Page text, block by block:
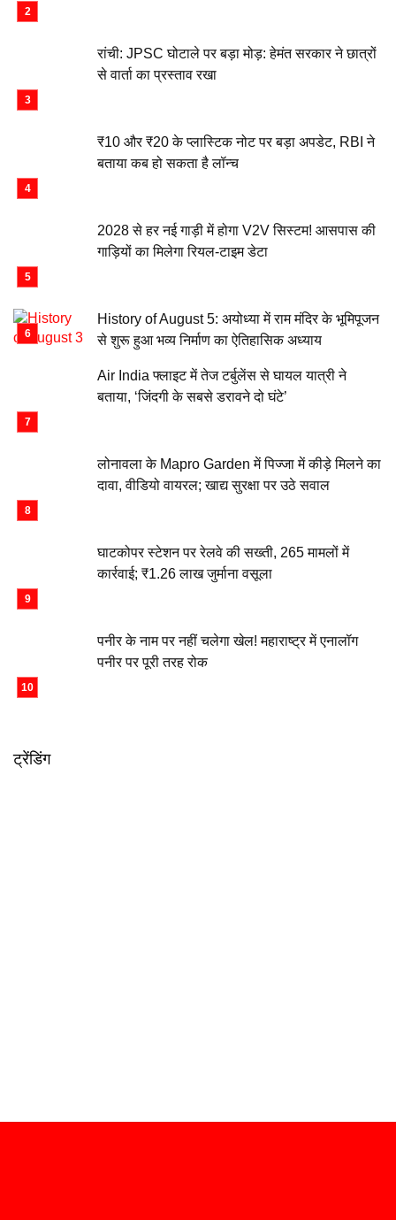
रांची: JPSC घोटाले पर बड़ा मोड़: हेमंत सरकार ने छात्रों
से वार्ता का प्रस्ताव रखा
₹10 और ₹20 के प्लास्टिक नोट पर बड़ा अपडेट, RBI ने
बताया कब हो सकता है लॉन्च
2028 से हर नई गाड़ी में होगा V2V सिस्टम! आसपास की
गाड़ियों का मिलेगा रियल-टाइम डेटा
History of August 5: अयोध्या में राम मंदिर के भूमिपूजन
से शुरू हुआ भव्य निर्माण का ऐतिहासिक अध्याय
Air India फ्लाइट में तेज टर्बुलेंस से घायल यात्री ने
बताया, ‘जिंदगी के सबसे डरावने दो घंटे’
लोनावला के Mapro Garden में पिज्जा में कीड़े मिलने का
दावा, वीडियो वायरल; खाद्य सुरक्षा पर उठे सवाल
घाटकोपर स्टेशन पर रेलवे की सख्ती, 265 मामलों में
कार्रवाई; ₹1.26 लाख जुर्माना वसूला
पनीर के नाम पर नहीं चलेगा खेल! महाराष्ट्र में एनालॉग
पनीर पर पूरी तरह रोक
ट्रेंडिंग